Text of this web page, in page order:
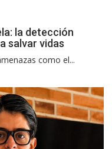
la detección
salvar vidas
como el...